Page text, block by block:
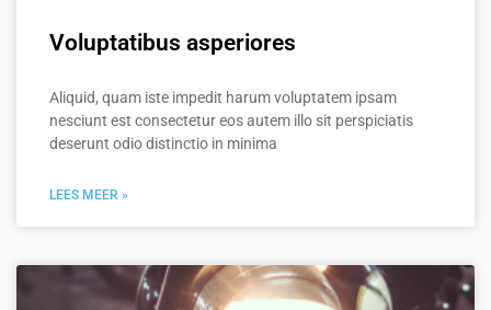
Voluptatibus asperiores
Aliquid, quam iste impedit harum voluptatem ipsam
nesciunt est consectetur eos autem illo sit perspiciatis
deserunt odio distinctio in minima
LEES MEER »